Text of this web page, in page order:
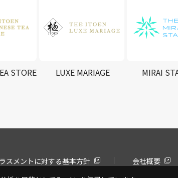
STORE LUXE MARIAGE MIRAI
スメントに対する基本方針 会社概要